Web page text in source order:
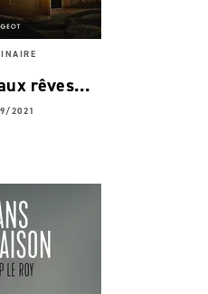
rêves...
2021